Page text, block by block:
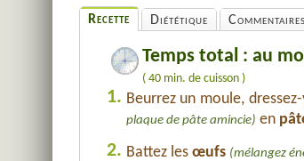
Recette Diététique Commentaires
Temps total : au
( 40 min. de cuisson )
1. Beurrez un moule,
plaque de pâte amincie) en
2. Battez les œufs (mélangez